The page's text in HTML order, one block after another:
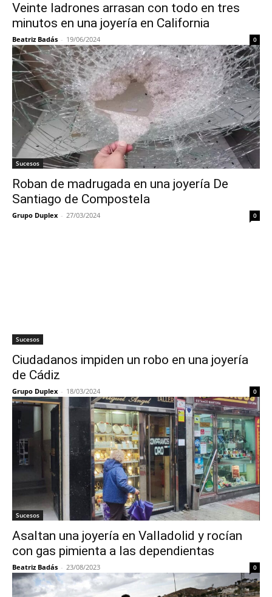
Veinte ladrones arrasan con todo en tres
minutos en una joyería en California
Beatriz Badás - 19/06/2024 0
Sucesos
Roban de madrugada en una joyería De
Santiago de Compostela
Grupo Duplex - 27/03/2024 0
Sucesos
Ciudadanos impiden un robo en una joyería
de Cádiz
Grupo Duplex - 18/03/2024 0
Sucesos
Asaltan una joyería en Valladolid y rocían
con gas pimienta a las dependientas
Beatriz Badás - 23/08/2023 0